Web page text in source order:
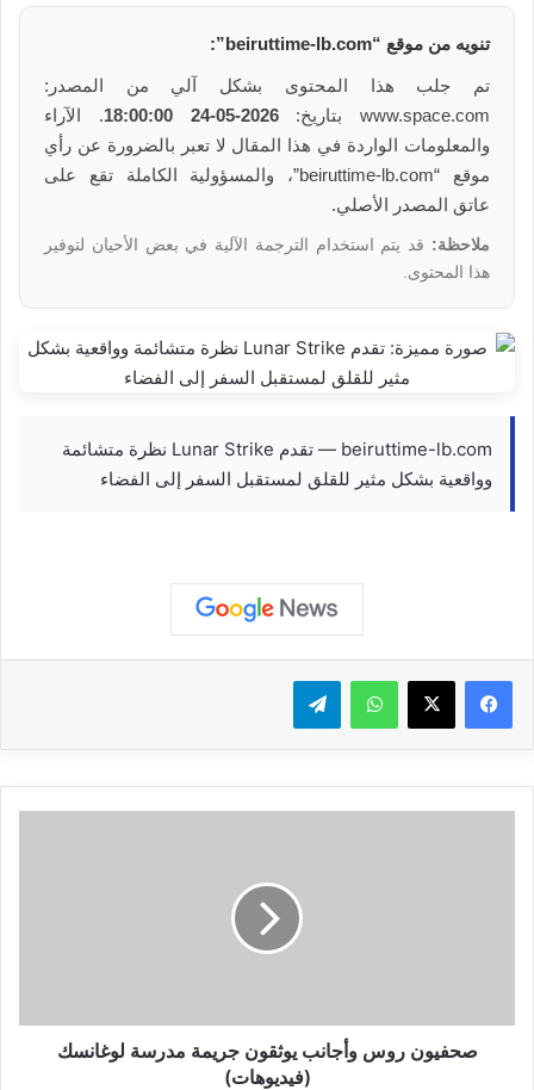
تنويه من موقع “beiruttime-lb.com”:
تم جلب هذا المحتوى بشكل آلي من المصدر:
www.space.com بتاريخ:
2026-05-24 18:00:00
. الآراء
والمعلومات الواردة في هذا المقال لا تعبر بالضرورة عن رأي
موقع “beiruttime-lb.com”، والمسؤولية الكاملة تقع على
عاتق المصدر الأصلي.
ملاحظة: قد يتم استخدام الترجمة الآلية في بعض الأحيان لتوفير
هذا المحتوى.
beiruttime-lb.com — تقدم Lunar Strike نظرة متشائمة
وواقعية بشكل مثير للقلق لمستقبل السفر إلى الفضاء
واتساب تيلقرام
صحفيون روس وأجانب يوثقون جريمة مدرسة لوغانسك
(فيديوهات)